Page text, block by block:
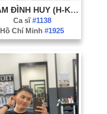
PHẠM ĐÌNH HUY (H-KRAY)
Ca sĩ#1138
Hồ Chí Minh#1925